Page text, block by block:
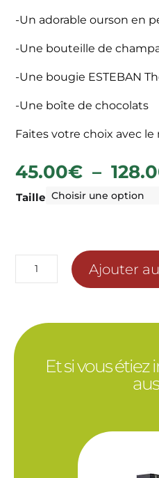
-Un adorable ourson en
-Une bouteille de
-Une bougie ESTEBAN
-Une boîte de chocolats
Faites votre choix avec
45.00€ –
Taille
quantité
de
STABILISEES
DANS
Ajouter
Et si vous étiez